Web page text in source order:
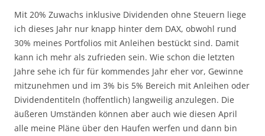
Mit 20% Zuwachs inklusive Dividenden ohne Steuern liege
ich dieses Jahr nur knapp hinter dem DAX, obwohl rund
30% meines Portfolios mit Anleihen bestückt sind. Damit
kann ich mehr als zufrieden sein. Wie schon die letzten
Jahre sehe ich für für kommendes Jahr eher vor, Gewinne
mitzunehmen und im 3% bis 5% Bereich mit Anleihen oder
Dividendentiteln (hoffentlich) langweilig anzulegen. Die
äußeren Umständen können aber auch wie diesen April
alle meine Pläne über den Haufen werfen und dann bin